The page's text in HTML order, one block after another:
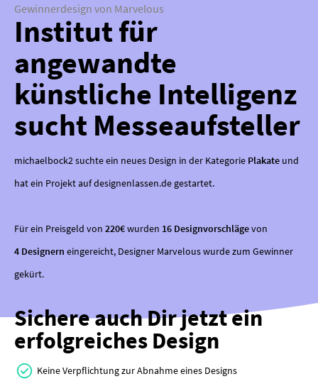
Gewinnerdesign von Marvelous
Institut für
angewandte
künstliche Intelligenz
sucht Messeaufsteller
michaelbock2 suchte ein neues Design in der Kategorie Plakate und
hat ein Projekt auf designenlassen.de gestartet.
Für ein Preisgeld von 220€wurden 16 Designvorschlägevon
4 Designern eingereicht, Designer Marvelous wurde zum Gewinner
gekürt.
Sichere auch Dir jetzt ein
erfolgreiches Design
Keine Verpflichtung zur Abnahme eines Designs